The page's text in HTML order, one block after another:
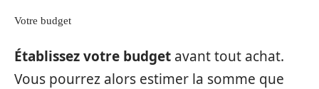
Votre budget
Établissez votre budget avant tout achat.
Vous pourrez alors estimer la somme que